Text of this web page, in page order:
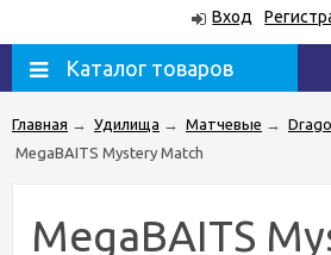
Вход
Каталог товаров
Главная → Удилища → Матчевые →
MegaBAITS Mystery Match
MegaBAITS